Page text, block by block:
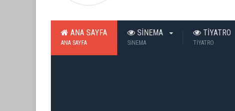
ANA SAYFA
ANA SAYFA
SİNEMA
SİNEMA
TİYATRO
TİYATRO